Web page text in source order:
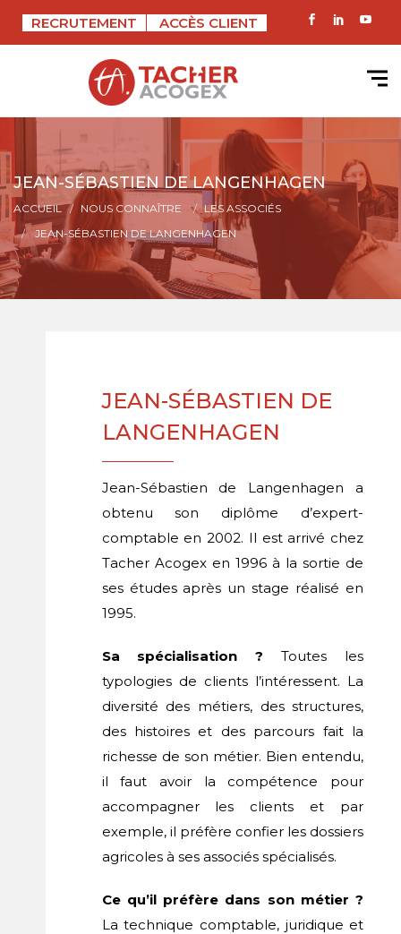
RECRUTEMENT ACCÈS CLIENT
JEAN-SÉBASTIEN DE LANGENHAGEN
ACCUEIL NOUS CONNAÎTRE
LES ASSOCIÉS
JEAN-SÉBASTIEN DE LANGENHAGEN
JEAN-SÉBASTIEN DE
LANGENHAGEN
Jean-Sébastien de Langenhagen a
obtenu son diplôme d’expert-
comptable en 2002. Il est arrivé chez
Tacher Acogex en 1996 à la sortie de
ses études après un stage réalisé en
1995.
Sa spécialisation ? Toutes les
typologies de clients l’intéressent. La
diversité des métiers, des structures,
des histoires et des parcours fait la
richesse de son métier. Bien entendu,
il faut avoir la compétence pour
accompagner les clients et par
exemple, il préfère confier les dossiers
agricoles à ses associés spécialisés.
Ce qu’il préfère dans son métier ?
La technique comptable, juridique et